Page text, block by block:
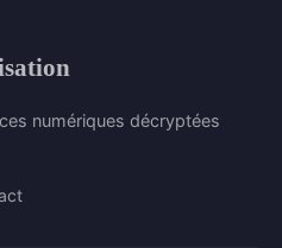
numériques décryptées